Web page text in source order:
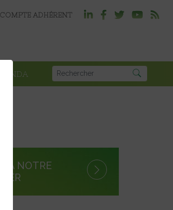
ADHÉRENT
À NOTRE